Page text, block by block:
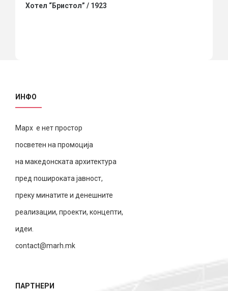
Хотел “Бристол” / 1923
ИНФО
Марх е нет простор
посветен на промоција
на македонската архитектура
пред пошироката јавност,
преку минатите и денешните
реализации, проекти, концепти,
идеи.
contact@marh.mk
ПАРТНЕРИ